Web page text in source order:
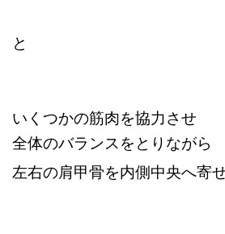
と
いくつかの筋肉を協力させ
全体のバランスをとりながら
左右の肩甲骨を内側中央へ寄